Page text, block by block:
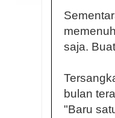
saja.
bulan
"Baru